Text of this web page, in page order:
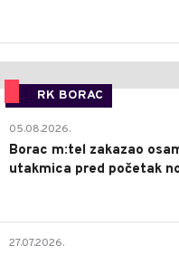
RK BORAC
05.08.2026.
Borac m:tel zakazao
utakmica pred početak
27.07.2026.